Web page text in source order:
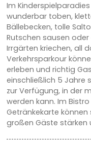
Im
wunderbar toben,
Bällebecken, tolle
Rutschen sausen
Irrgärten kriechen, all
Verkehrsparkour
erleben und richtig
einschließlich 5 Jahre
zur Verfügung, in der
werden kann. Im
Getränkekarte
großen Gäste stärken